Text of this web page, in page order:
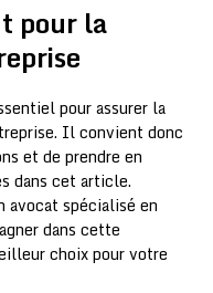
pour la
pour assurer la
Il convient donc
et de prendre en
dans cet article.
avocat spécialisé en
dans cette
choix pour votre